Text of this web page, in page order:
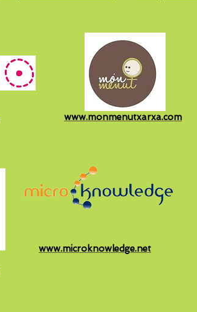
www.monmenutxarxa.com
www.microknowledge.net